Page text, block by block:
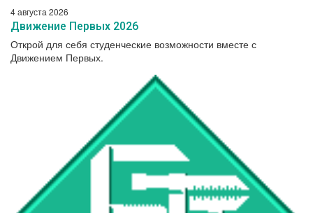
4 августа 2026
Движение Первых 2026
Открой для себя студенческие возможности вместе с
Движением Первых.